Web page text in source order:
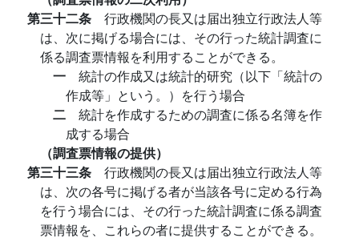
第三十二条 行政機関の長又は届出独立行政法人等
は、次に掲げる場合には、その行った統計調査に
係る調査票情報を利用することができる。
一 統計の作成又は統計的研究（以下「統計の
作成等」という。）を行う場合
二 統計を作成するための調査に係る名簿を作
成する場合
（調査票情報の提供）
第三十三条 行政機関の長又は届出独立行政法人等
は、次の各号に掲げる者が当該各号に定める行為
を行う場合には、その行った統計調査に係る調査
票情報を、これらの者に提供することができる。